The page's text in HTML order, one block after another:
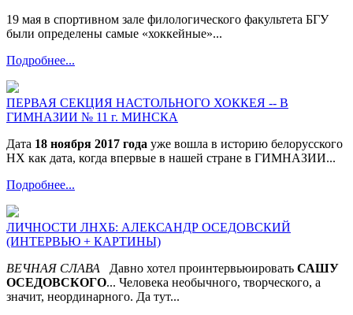
19 мая в спортивном зале филологического факультета БГУ
были определены самые «хоккейные»...
Подробнее...
ПЕРВАЯ СЕКЦИЯ НАСТОЛЬНОГО ХОККЕЯ -- В
ГИМНАЗИИ № 11 г. МИНСКА
Дата 18 ноября 2017 года уже вошла в историю белорусского
НХ как дата, когда впервые в нашей стране в ГИМНАЗИИ...
Подробнее...
ЛИЧНОСТИ ЛНХБ: АЛЕКСАНДР ОСЕДОВСКИЙ
(ИНТЕРВЬЮ + КАРТИНЫ)
ВЕЧНАЯ СЛАВА Давно хотел проинтервьюировать САШУ
ОСЕДОВСКОГО... Человека необычного, творческого, а
значит, неординарного. Да тут...